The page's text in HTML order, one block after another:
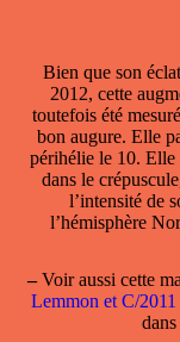
Bien que son
2012, cette
toutefois été
bon augure. Elle
périhélie le 10.
dans le
l’intensité de
l’hémisphère
–Voir aussi cette
Lemmon et C/2011